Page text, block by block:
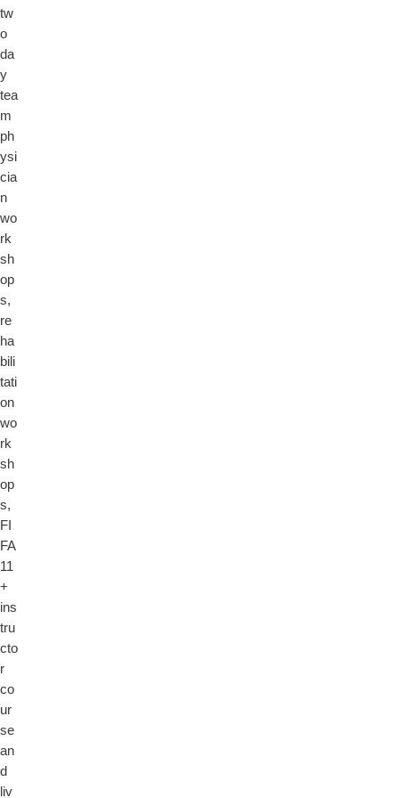
tw
o
da
y
tea
m
ph
ysi
cia
n
wo
rk
sh
op
s,
re
ha
bili
tati
on
wo
rk
sh
op
s,
FI
FA
11
+
ins
tru
cto
r
co
ur
se
an
d
liv